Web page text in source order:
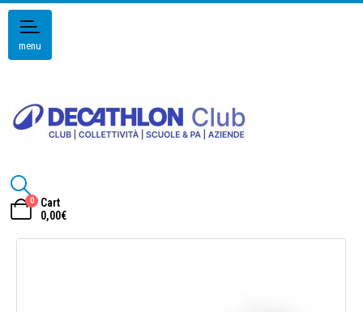
menu
0
Cart
0,00€